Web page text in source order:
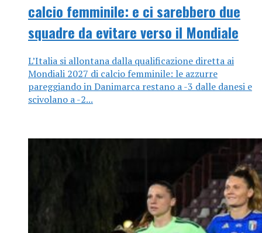
calcio femminile: e ci sarebbero due
squadre da evitare verso il Mondiale
L’Italia si allontana dalla qualificazione diretta ai
Mondiali 2027 di calcio femminile: le azzurre
pareggiando in Danimarca restano a -3 dalle danesi e
scivolano a -2...